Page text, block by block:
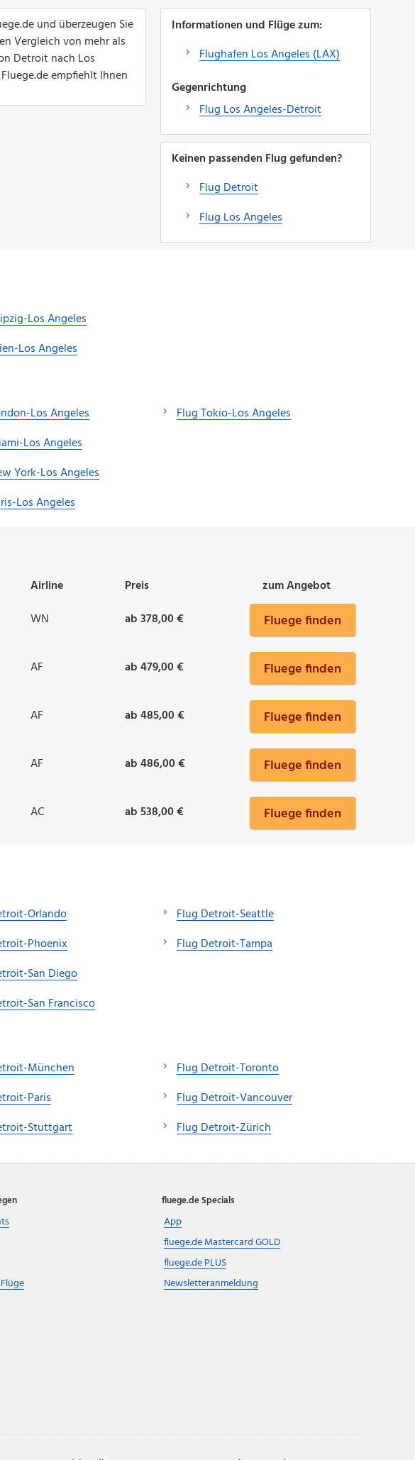
und überzeugen Sie
Vergleich von mehr als
Detroit nach Los
empfiehlt Ihnen
Informationen und Flüge zum:
Flughafen Los Angeles (LAX)
Gegenrichtung
Flug Los Angeles-Detroit
Keinen passenden Flug gefunden?
Flug Detroit
Flug Los Angeles
Los Angeles
Los Angeles
Los Angeles
Los Angeles
York-Los Angeles
Los Angeles
Flug Tokio-Los Angeles
Airline Preis
zum Angebot
WN ab 378,00 € Fluege finden
AF ab 479,00 € Fluege finden
AF ab 485,00 € Fluege finden
AF ab 486,00 € Fluege finden
AC ab 538,00 € Fluege finden
Orlando
Phoenix
San Diego
San Francisco
Flug Detroit-Seattle
Flug Detroit-Tampa
München
Paris
Stuttgart
Flug Detroit-Toronto
Flug Detroit-Vancouver
Flug Detroit-Zürich